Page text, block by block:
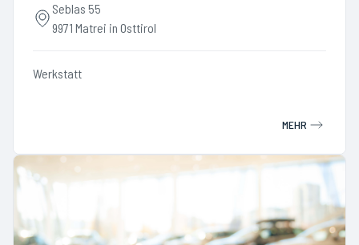
Seblas 55
9971 Matrei in Osttirol
Werkstatt
MEHR